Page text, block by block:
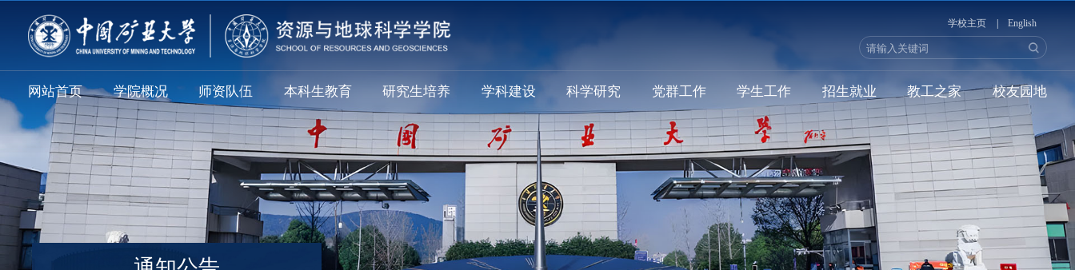
学校主页 English
网站首页 学院概况 师资队伍 本科生教育 研究生培养 学科建设 科学研究 党群工作 学生工作 招生就业 教工之家 校友园地